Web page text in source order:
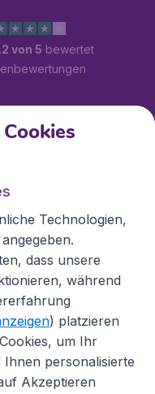
von 5 bewertet
Technologien,
angegeben.
dass unsere
während
) platzieren
um Ihr
personalisierte
Akzeptieren